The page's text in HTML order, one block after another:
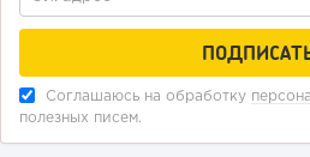
187
«Прибыль 20 млн в год, а я ездил
интернет-магазине...
Соглашаюсь на обработку
полезных писем.